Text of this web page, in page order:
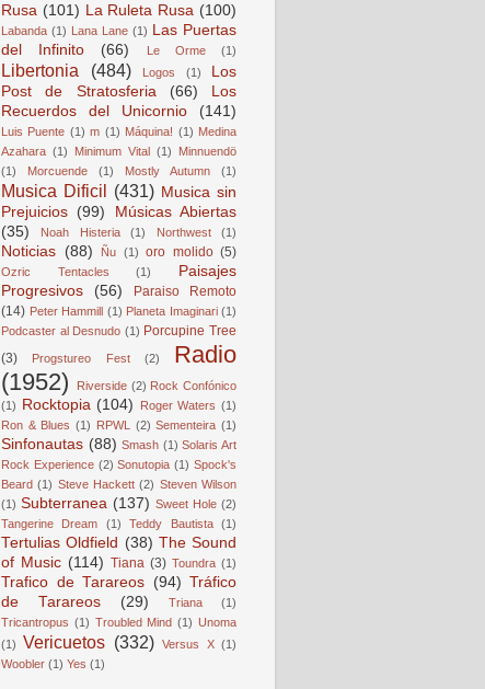
Rusa (101) La Ruleta Rusa (100)
Labanda (1) Lana Lane (1) Las Puertas
del Infinito
(66) Le Orme (1)
Libertonia (484) Logos (1)
Los
Post de Stratosferia
(66)
Los
Recuerdos del Unicornio
(141)
Luis Puente (1) m (1) Máquina! (1) Medina
Azahara (1) Minimum Vital (1)
Minnuendö
(1)
Morcuende (1) Mostly Autumn (1)
Musica Dificil (431) Musica sin
Prejuicios (99)
Músicas Abiertas
(35)
Noah Histeria (1) Northwest (1)
Noticias (88) Ñu (1) oro molido (5)
Ozric Tentacles (1)
Paisajes
Progresivos
(56)
Paraiso Remoto
(14) Peter Hammill (1) Planeta Imaginari (1)
Podcaster al Desnudo (1) Porcupine Tree
(3)
Progstureo Fest (2)
Radio
(1952)
Riverside (2) Rock Confónico
(1) Rocktopia (104) Roger Waters (1)
Ron & Blues (1) RPWL (2) Sementeira (1)
Sinfonautas (88) Smash (1) Solaris Art
Rock Experience (2) Sonutopia (1) Spock's
Beard (1) Steve Hackett (2) Steven Wilson
(1) Subterranea (137) Sweet Hole (2)
Tangerine Dream
(1) Teddy Bautista (1)
Tertulias Oldfield (38) The Sound
of Music (114) Tiana (3) Toundra (1)
Trafico de Tarareos (94) Tráfico
de Tarareos
(29) Triana
(1)
Tricantropus (1) Troubled Mind (1) Unoma
(1)
Vericuetos (332) Versus X (1)
Woobler (1) Yes (1)